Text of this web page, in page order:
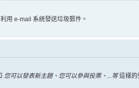
用 e-mail 系統發送垃圾郵件。
您可以發表新主題、您可以參與投票、...等這樣的